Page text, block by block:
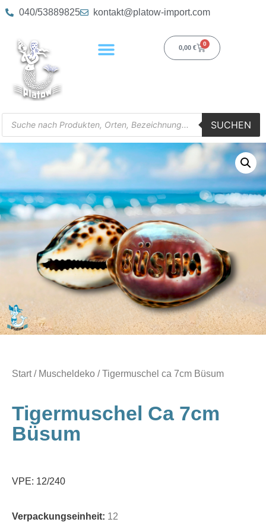
040/53889825 kontakt@platow-import.com
0,00 €
0
SUCHEN
Start/ Muscheldeko / Tigermuschel ca 7cm Büsum
Tigermuschel Ca 7cm
Büsum
VPE: 12/240
Verpackungseinheit: 12